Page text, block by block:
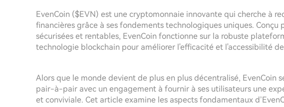
EvenCoin ($EVN) est une cryptomonnaie innovante qui cherche à
financières grâce à ses fondements technologiques uniques.
sécurisées et rentables, EvenCoin fonctionne sur la robuste
technologie blockchain pour améliorer l'efficacité et l'accessibilité
Alors que le monde devient de plus en plus décentralisé, EvenCoin
pair-à-pair avec un engagement à fournir à ses utilisateurs une
et conviviale. Cet article examine les aspects fondamentaux